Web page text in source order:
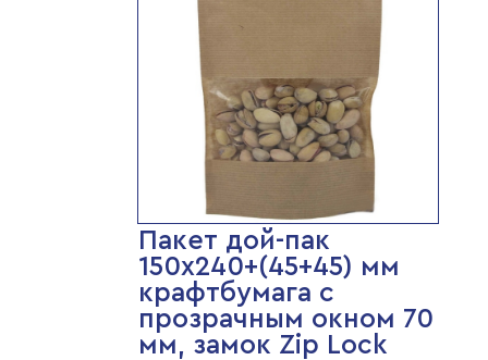
Пакет дой-пак
150х240+(45+45) мм
крафтбумага с
прозрачным окном 70
мм, замок Zip Lock